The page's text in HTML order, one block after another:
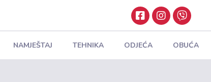
NAMJEŠTAJ TEHNIKA ODJEĆA OBUĆA